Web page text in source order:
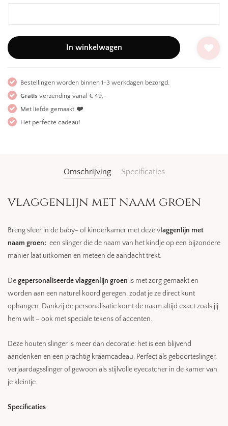
In winkelwagen
Bestellingen worden binnen 1-3 werkdagen bezorgd.
Gratis verzending vanaf € 49,-
Met liefde gemaakt ❤️
Het perfecte cadeau!
Omschrijving Specificaties
vlaggenlijn met naam groen
Breng sfeer in de baby- of kinderkamer met deze v laggenlijn met
naam groen: een slinger die de naam van het kindje op een bijzondere
manier laat uitkomen en meteen de aandacht trekt.
Degepersonaliseerde vlaggenlijn groen is met zorg gemaakt en
worden aan een naturel koord geregen, zodat je ze direct kunt
ophangen. Dankzij de personalisatie komt de naam altijd exact zoals jij
hem wilt – ook met speciale tekens of accenten.
Deze houten slinger is meer dan decoratie: het is een blijvend
aandenken en een prachtig kraamcadeau. Perfect als geboorteslinger,
verjaardagsslinger of gewoon als stijlvolle eyecatcher in de kamer van
je kleintje.
Specificaties